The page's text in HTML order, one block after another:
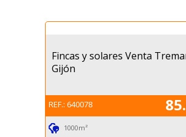
Fincas y solares Venta
Gijón
REF.: 640078
1000m²